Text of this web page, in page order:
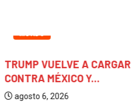
MUNDO
TRUMP VUELVE A CARGAR
CONTRA MÉXICO Y...
agosto 6, 2026